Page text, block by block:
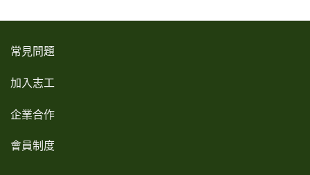
常見問題
加入志工
企業合作
會員制度